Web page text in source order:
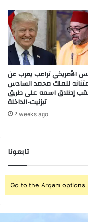
ا
ل
س
ط
ت
ت
ت
و
ق
ت
ف
ا
ع
ا
ل
ل
ح
ر
الأمريكي ترامب يعرب عن
للملك محمد السادس
إطلاق اسمه على طريق
تيزنيت-الداخلة
2 weeks ago
تابعونا
Go to the Arqam options